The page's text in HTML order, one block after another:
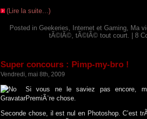
(Lire la suite…)
Posted in Geekeries Internet et Gaming Ma
tÃ©lÃ©, tÃ©lÃ© tout court. | 8
Super concours : Pimp-my-bro !
Vendredi, mai 8th, 2009
Si vous ne le saviez pas encore,
PremiÃ¨re chose.
Seconde chose, il est nul en Photoshop. C’est